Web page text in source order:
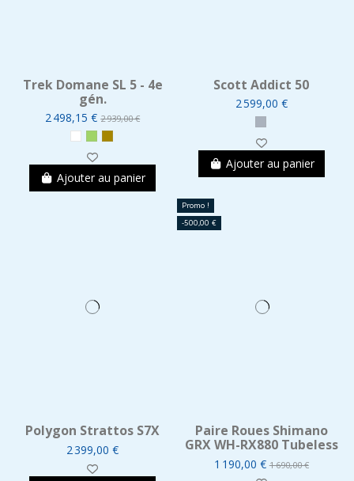
Trek Domane SL 5 - 4e
gén.
2 498,15 €2 939,00 €
Ajouter au panier
Scott Addict 50
2 599,00 €
Ajouter au panier
Polygon Strattos S7X
2 399,00 €
Promo !
-500,00 €
Paire Roues Shimano
GRX WH-RX880 Tubeless
1 190,00 €1 690,00 €